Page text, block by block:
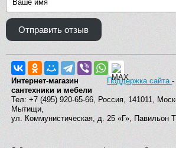
Отправить отзыв
Поддержка сайта-
Интернет-магазин
сантехники и мебели
Тел: +7 (495) 920-65-66, Россия, 141011,
Мытищи,
ул. Коммунистическая, д. 25 «Г», Павильон